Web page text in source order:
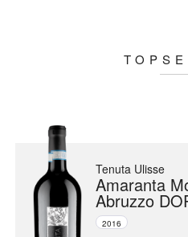
Tenuta Ulisse
Amaranta
Abruzzo
2016